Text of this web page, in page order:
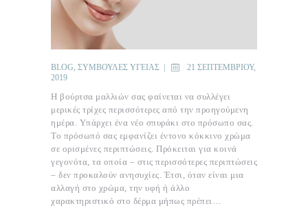
BLOG ΣΥΜΒΟΥΛΈΣ ΥΓΕΊΑΣ
21 ΣΕΠΤΕΜΒΡΊΟΥ,
2019
Η βούρτσα μαλλιών σας φαίνεται να συλλέγει
μερικές τρίχες περισσότερες από την προηγούμενη
ημέρα. Υπάρχει ένα νέο σπυράκι στο πρόσωπο σας.
Το πρόσωπό σας εμφανίζει έντονο κόκκινο χρώμα
σε ορισμένες περιπτώσεις. Πρόκειται για κοινά
γεγονότα, τα οποία – στις περισσότερες περιπτώσεις
– δεν προκαλούν ανησυχίες. Έτσι, όταν είναι μια
αλλαγή στο χρώμα, την υφή ή άλλο
χαρακτηριστικό στο δέρμα μήπως πρέπει…